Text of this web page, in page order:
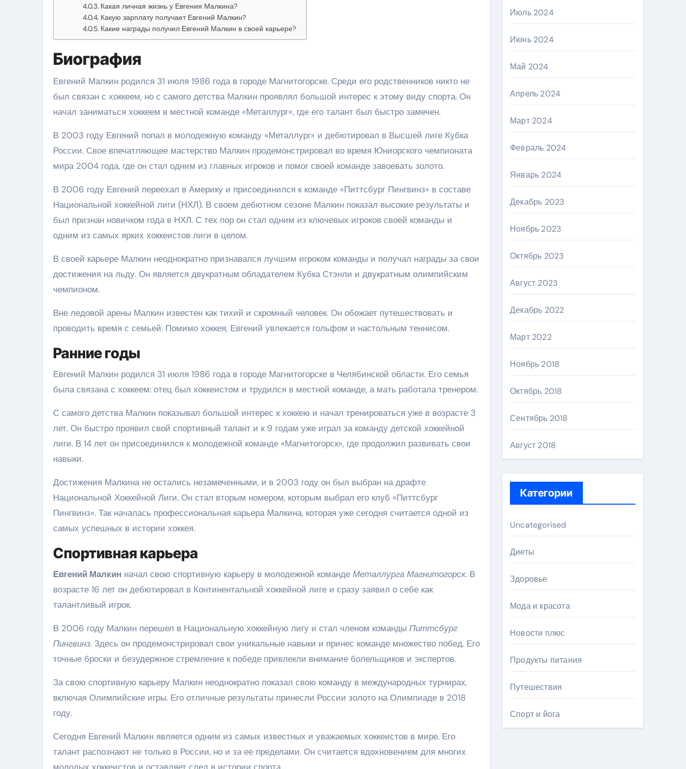
Какая личная жизнь у Евгения Малкина?
Какую зарплату получает Евгений Малкин?
Какие награды получил Евгений Малкин в своей карьере?
Биография
Евгений Малкин родился 31 июля 1986 года в городе Магнитогорске. Среди его родственников никто не
был связан с хоккеем, но с самого детства Малкин проявлял большой интерес к этому виду спорта. Он
начал заниматься хоккеем в местной команде «Металлург», где его талант был быстро замечен.
В 2003 году Евгений попал в молодежную команду «Металлург» и дебютировал в Высшей лиге Кубка
России. Свое впечатляющее мастерство Малкин продемонстрировал во время Юниорского чемпионата
мира 2004 года, где он стал одним из главных игроков и помог своей команде завоевать золото.
В 2006 году Евгений переехал в Америку и присоединился к команде «Питтсбург Пингвинз» в составе
Национальной хоккейной лиги (НХЛ). В своем дебютном сезоне Малкин показал высокие результаты и
был признан новичком года в НХЛ. С тех пор он стал одним из ключевых игроков своей команды и
одним из самых ярких хоккеистов лиги в целом.
В своей карьере Малкин неоднократно признавался лучшим игроком команды и получал награды за свои
достижения на льду. Он является двукратным обладателем Кубка Стэнли и двукратным олимпийским
чемпионом.
Вне ледовой арены Малкин известен как тихий и скромный человек. Он обожает путешествовать и
проводить время с семьей. Помимо хоккея, Евгений увлекается гольфом и настольным теннисом.
Ранние годы
Евгений Малкин родился 31 июля 1986 года в городе Магнитогорске в Челябинской области. Его семья
была связана с хоккеем: отец был хоккеистом и трудился в местной команде, а мать работала тренером.
С самого детства Малкин показывал большой интерес к хоккею и начал тренироваться уже в возрасте 3
лет. Он быстро проявил свой спортивный талант и к 9 годам уже играл за команду детской хоккейной
лиги. В 14 лет он присоединился к молодежной команде «Магнитогорск», где продолжил развивать свои
навыки.
Достижения Малкина не остались незамеченными, и в 2003 году он был выбран на драфте
Национальной Хоккейной Лиги. Он стал вторым номером, которым выбрал его клуб «Питтсбург
Пингвинз». Так началась профессиональная карьера Малкина, которая уже сегодня считается одной из
самых успешных в истории хоккея.
Спортивная карьера
Евгений Малкин начал свою спортивную карьеру в молодежной команде Металлурга Магнитогорск. В
возрасте 16 лет он дебютировал в Континентальной хоккейной лиге и сразу заявил о себе как
талантливый игрок.
В 2006 году Малкин перешел в Национальную хоккейную лигу и стал членом команды Питтсбург
Пингвинз. Здесь он продемонстрировал свои уникальные навыки и принес команде множество побед. Его
точные броски и безудержное стремление к победе привлекли внимание болельщиков и экспертов.
За свою спортивную карьеру Малкин неоднократно показал свою команду в международных турнирах,
включая Олимпийские игры. Его отличные результаты принесли России золото на Олимпиаде в 2018
году.
Сегодня Евгений Малкин является одним из самых известных и уважаемых хоккеистов в мире. Его
талант распознают не только в России, но и за ее пределами. Он считается вдохновением для многих
молодых хоккеистов и оставляет след в истории спорта.
Июль 2024
Июнь 2024
Май 2024
Апрель 2024
Март 2024
Февраль 2024
Январь 2024
Декабрь 2023
Ноябрь 2023
Октябрь 2023
Август 2023
Декабрь 2022
Март 2022
Ноябрь 2018
Октябрь 2018
Сентябрь 2018
Август 2018
Категории
Uncategorised
Диеты
Здоровье
Мода и красота
Новости плюс
Продукты питания
Путешествия
Спорт и йога